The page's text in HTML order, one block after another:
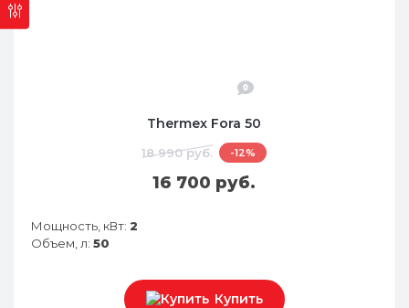
0
Thermex Fora 50
18 990 руб. -12%
16 700 руб.
Мощность, кВт: 2
Объем, л: 50
Купить